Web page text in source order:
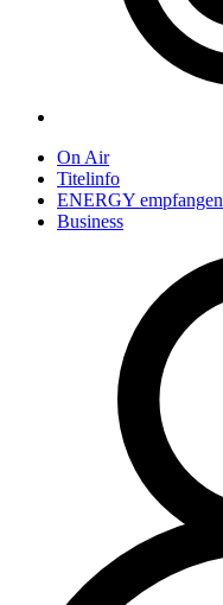
On Air
Titelinfo
ENERGY empfangen
Business